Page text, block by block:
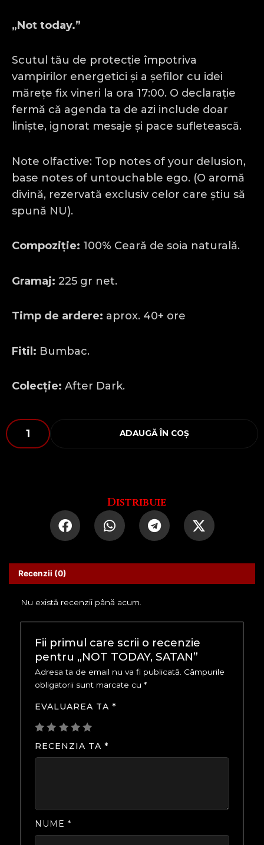
„Not today.”
Scutul tău de protecție împotriva
vampirilor energetici și a șefilor cu idei
mărețe fix vineri la ora 17:00. O declarație
fermă că agenda ta de azi include doar
liniște, ignorat mesaje și pace sufletească.
Note olfactive: Top notes of your delusion,
base notes of untouchable ego. (O aromă
divină, rezervată exclusiv celor care știu să
spună NU).
Compoziție: 100% Ceară de soia naturală.
Gramaj: 225 gr net.
Timp de ardere: aprox. 40+ ore
Fitil: Bumbac.
Colecție: After Dark.
Cantitate
NOT
TODAY,
ADAUGĂ ÎN COȘ
Distribuie
Recenzii (0)
Nu există recenzii până acum.
Fii primul care scrii o recenzie
pentru „NOT TODAY, SATAN”
Adresa ta de email nu va fi publicată. Câmpurile
obligatorii sunt marcate cu *
EVALUAREA TA *
RECENZIA TA *
NUME *